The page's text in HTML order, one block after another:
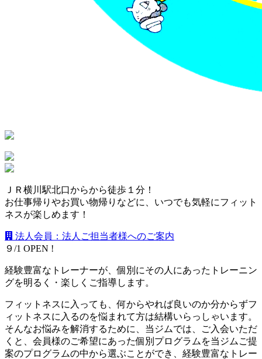
ＪＲ横川駅北口からから徒歩１分！
お仕事帰りやお買い物帰りなどに、いつでも気軽にフィット
ネスが楽しめます！
法人会員：法人ご担当者様へのご案内
９ /1 OPEN !
経験豊富なトレーナーが、個別にその人にあったトレーニン
グを明るく・楽しくご指導します。
フィットネスに入っても、何からやれば良いのか分からずフ
ィットネスに入るのを悩まれて方は結構いらっしゃいます。
そんなお悩みを解消するために、当ジムでは、ご入会いただ
くと、会員様のご希望にあった個別プログラムを当ジムご提
案のプログラムの中から選ぶことができ、経験豊富なトレー